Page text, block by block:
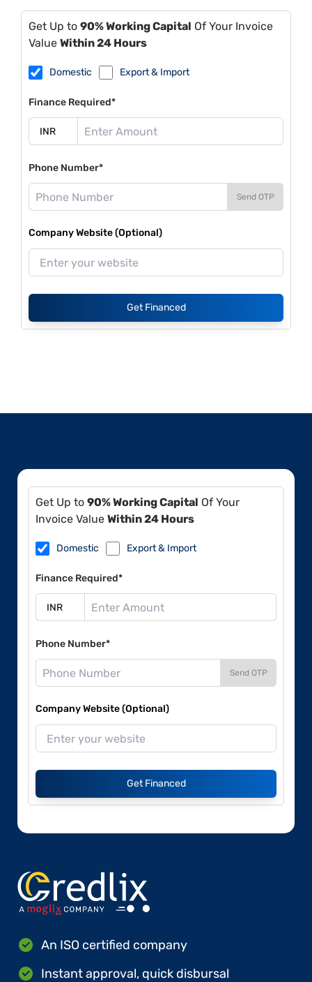
Get Up to 90% Working Capital Of Your Invoice
Value Within 24 Hours
Domestic Export & Import
Finance Required*
Phone Number*
Send OTP
Company Website (Optional)
Get Financed
Get Up to 90% Working Capital Of Your
Invoice Value Within 24 Hours
Domestic Export & Import
Finance Required*
Phone Number*
Send OTP
Company Website (Optional)
Get Financed
An ISO certified company
Instant approval, quick disbursal